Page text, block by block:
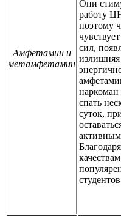
Амфетамин и
метамфетамин
Они
работу
поэтому
сил,
излишняя
спать
суток,